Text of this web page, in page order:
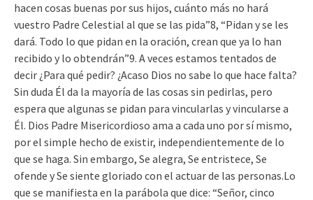
hacen cosas buenas por sus hijos, cuánto más no hará
vuestro Padre Celestial al que se las pida”8, “Pidan y se les
dará. Todo lo que pidan en la oración, crean que ya lo han
recibido y lo obtendrán”9. A veces estamos tentados de
decir ¿Para qué pedir? ¿Acaso Dios no sabe lo que hace falta?
Sin duda Él da la mayoría de las cosas sin pedirlas, pero
espera que algunas se pidan para vincularlas y vincularse a
Él. Dios Padre Misericordioso ama a cada uno por sí mismo,
por el simple hecho de existir, independientemente de lo
que se haga. Sin embargo, Se alegra, Se entristece, Se
ofende y Se siente gloriado con el actuar de las personas.Lo
que se manifiesta en la parábola que dice: “Señor, cinco